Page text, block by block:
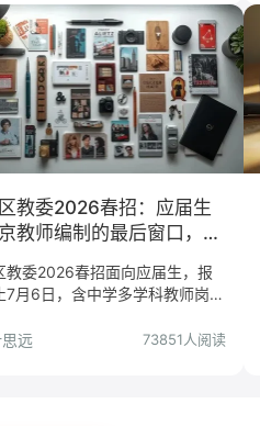
教委2026春招：应届生
教师编制的最后窗口，7
教委2026春招面向应届生，报
7月6日，含中学多学科教师岗
远
73851人阅读